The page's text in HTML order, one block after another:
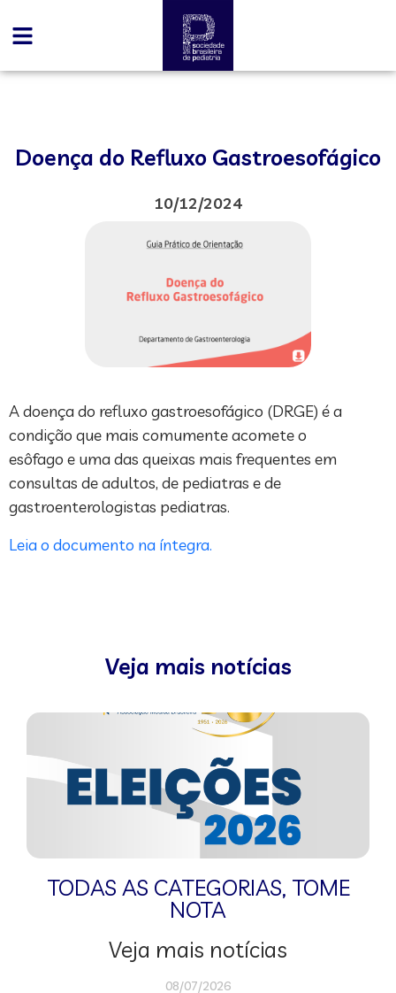
Doença do Refluxo Gastroesofágico
10/12/2024
A doença do refluxo gastroesofágico (DRGE) é a
condição que mais comumente acomete o
esôfago e uma das queixas mais frequentes em
consultas de adultos, de pediatras e de
gastroenterologistas pediatras.
Leia o documento na íntegra.
Veja mais notícias
TODAS AS CATEGORIAS, TOME
NOTA
Veja mais notícias
08/07/2026